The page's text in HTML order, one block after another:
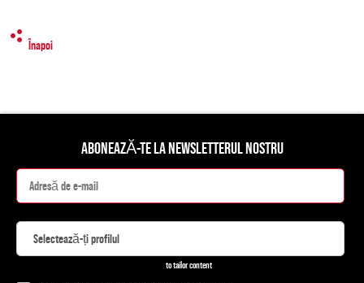
Înapoi
ABONEAZĂ-TE LA NEWSLETTERUL NOSTRU
to tailor content